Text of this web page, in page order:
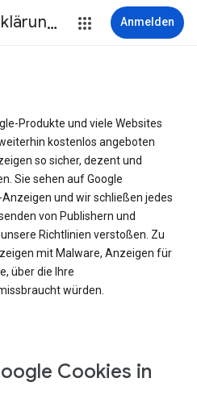
Datenschutzerklärung & Nutzungsbedingungen Anmelden
Produkte und viele Websites
kostenlos angeboten
so sicher, dezent und
Sie sehen auf Google
und wir schließen jedes
von Publishern und
Richtlinien verstoßen. Zu
mit Malware, Anzeigen für
über die Ihre
würden.
Cookies in